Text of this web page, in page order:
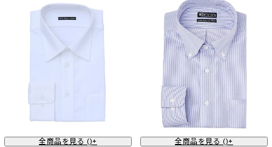
全商品を見る ()+
全商品を見る ()+